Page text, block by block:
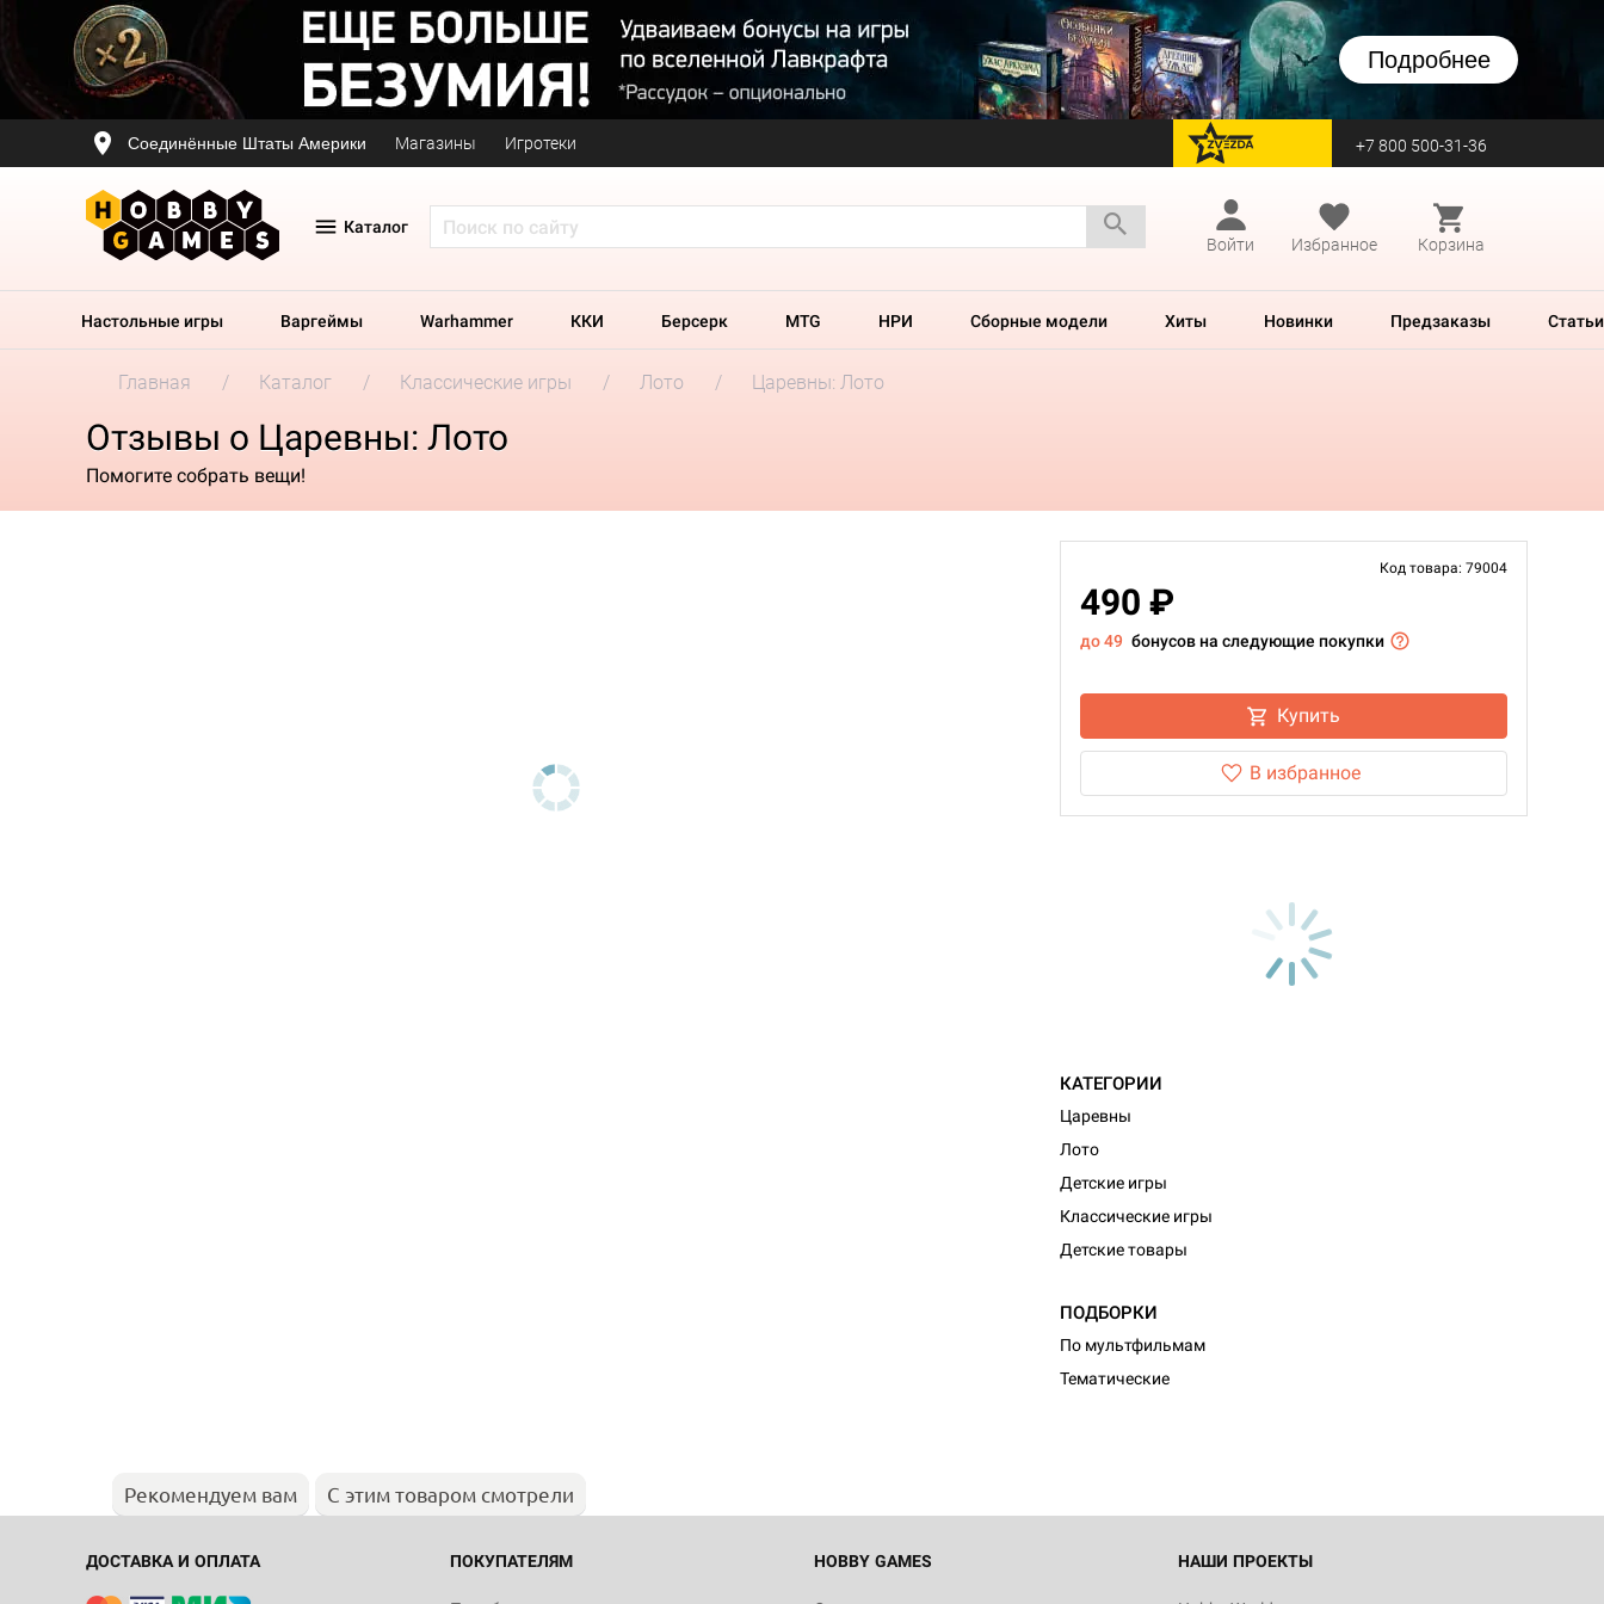
Подробнее
Соединённые Штаты Америки Магазины Игротеки перейти на Zvezda +7 800 500-31-36
Каталог
Войти
Избранное Корзина
Настольные игры Варгеймы Warhammer ККИ Берсерк MTG НРИ Сборные модели Хиты Новинки Предзаказы Статьи
Главная Каталог Классические игры Лото Царевны: Лото
Отзывы о Царевны: Лото
Помогите собрать вещи!
Код товара: 79004
490 ₽
до 49 бонусов на следующие покупки
Купить
В избранное
КАТЕГОРИИ
Царевны
Лото
Детские игры
Классические игры
Детские товары
ПОДБОРКИ
По мультфильмам
Тематические
Рекомендуем вам С этим товаром смотрели
ДОСТАВКА И ОПЛАТА ПОКУПАТЕЛЯМ HOBBY GAMES НАШИ ПРОЕКТЫ